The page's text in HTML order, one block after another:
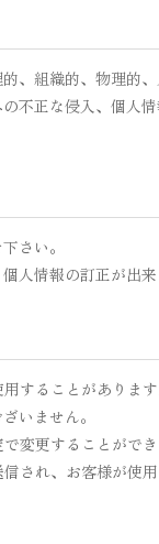
、組織的、物理的
不正な侵入、個人
さい。
人情報の訂正が出来
することがありま
いません。
変更することができ
され、お客様が使